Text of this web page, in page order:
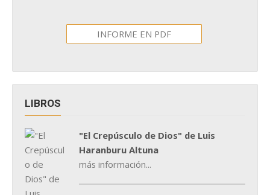
INFORME EN PDF
LIBROS
"El Crepúsculo de Dios" de Luis
Haranburu Altuna
más información...